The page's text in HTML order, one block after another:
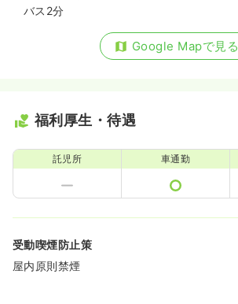
バス2分
Google Mapで見る
福利厚生・待遇
託児所 車通勤
受動喫煙防止策
屋内原則禁煙